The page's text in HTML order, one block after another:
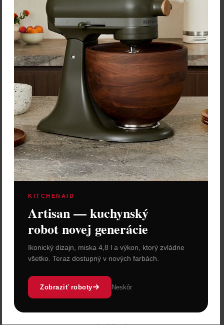
Skladom > 5 ks
Vložiť do košíka
KITCHENAID
Artisan — kuchynský
robot novej generácie
Ikonický dizajn, miska 4,8 l a výkon, ktorý zvládne
všetko. Teraz dostupný v nových farbách.
Zobraziť roboty Neskôr